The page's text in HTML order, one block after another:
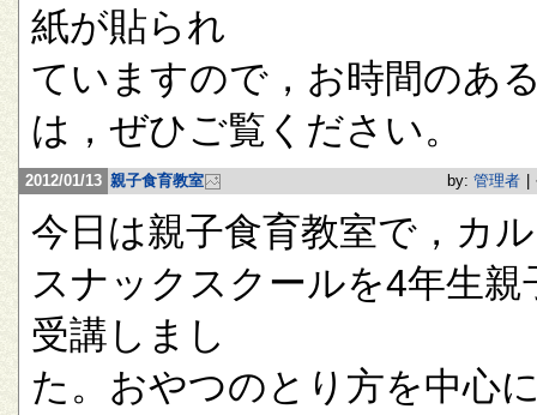
紙が貼られ
ていますので，お時間のあ
は，ぜひご覧ください。
2012/01/13 親子食育教室 by: 管理者
今日は親子食育教室で，カ
スナックスクールを4年生親
受講しまし
た。おやつのとり方を中心